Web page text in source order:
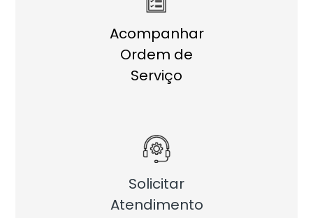
Acompanhar
Ordem de
Serviço
Solicitar
Atendimento